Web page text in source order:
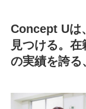
Concept Uは
見つける。
の実績を誇る